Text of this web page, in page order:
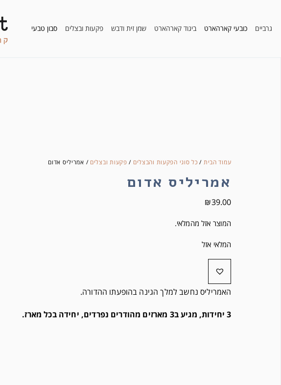
סבון טבעי פקעות ובצלים שמן זית ודבש ביגוד קארהארט כובעי קארהארט גרביים
עמוד הבית / כל סוגי הפקעות והבצלים / פקעות ובצלים / אמריליס אדום
אמריליס אדום
₪39.00
המוצר אזל מהמלאי.
המלאי אזל
האמריליס נחשב למלך הגינה בהופעתו ההדורה.
3 יחידות, מגיע ב3 מארזים מהודרים נפרדים, יחידה בכל מארז.